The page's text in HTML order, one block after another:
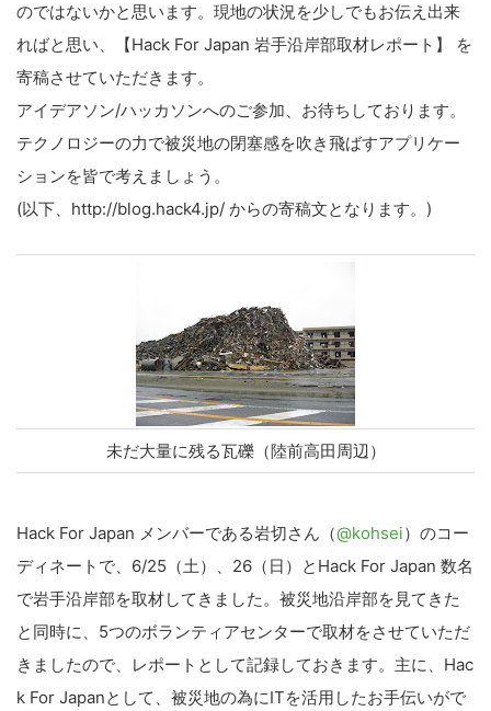
のではないかと思います。現地の状況を少しでもお伝え出来
ればと思い、【Hack For Japan 岩手沿岸部取材レポート】 を
寄稿させていただきます。
アイデアソン/ハッカソンへのご参加、お待ちしております。
テクノロジーの力で被災地の閉塞感を吹き飛ばすアプリケー
ションを皆で考えましょう。
(以下、http://blog.hack4.jp/ からの寄稿文となります。)
未だ大量に残る瓦礫（陸前高田周辺）
Hack For Japan メンバーである岩切さん（@kohsei）のコー
ディネートで、6/25（土）、26（日）とHack For Japan 数名
で岩手沿岸部を取材してきました。被災地沿岸部を見てきた
と同時に、5つのボランティアセンターで取材をさせていただ
きましたので、レポートとして記録しておきます。主に、Hac
k For Japanとして、被災地の為にITを活用したお手伝いがで